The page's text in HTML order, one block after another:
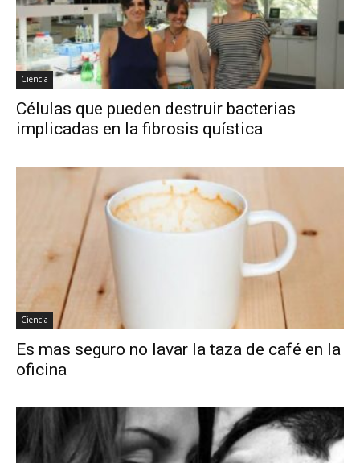
Ciencia
Células que pueden destruir bacterias
implicadas en la fibrosis quística
Ciencia
Es mas seguro no lavar la taza de café en la
oficina